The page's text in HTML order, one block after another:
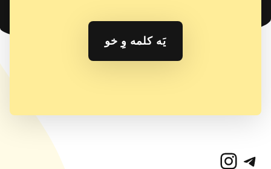
یَه کلمه وِ خو
تلگراماینستاگرم